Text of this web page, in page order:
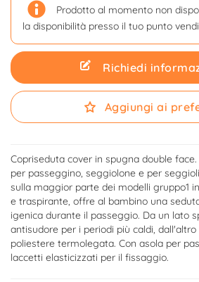
Prodotto al momento non
la disponibilità presso il tuo punto
Richiedi
Aggiungi ai
Copriseduta cover in spugna double
per passeggino, seggiolone e per
sulla maggior parte dei modelli gruppo1
e traspirante, offre al bambino una
igenica durante il passeggio. Da un lato
antisudore per i periodi più caldi, dall'altro
poliestere termolegata. Con asola per
laccetti elasticizzati per il fissaggio.